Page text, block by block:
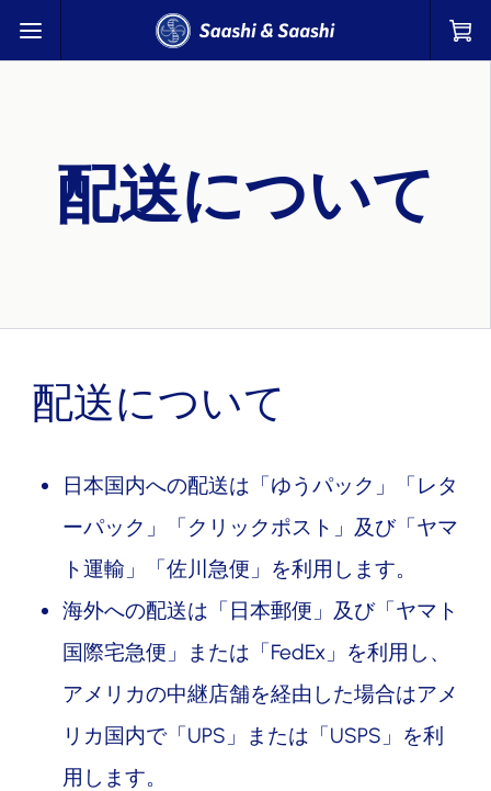
配送について
配送について
日本国内への配送は「ゆうパック」「レタ
ーパック」「クリックポスト」及び「ヤマ
ト運輸」「佐川急便」を利用します。
海外への配送は「日本郵便」及び「ヤマト
国際宅急便」または「FedEx」を利用し、
アメリカの中継店舗を経由した場合はアメ
リカ国内で「UPS」または「USPS」を利
用します。
配送について | Saashi & Saashi